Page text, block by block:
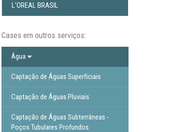
L’OREAL BRASIL
Cases em outros serviços:
Água
Captação de Águas Superficiais
Captação de Águas Pluviais
Captação de Águas Subterrâneas -
Poços Tubulares Profundos